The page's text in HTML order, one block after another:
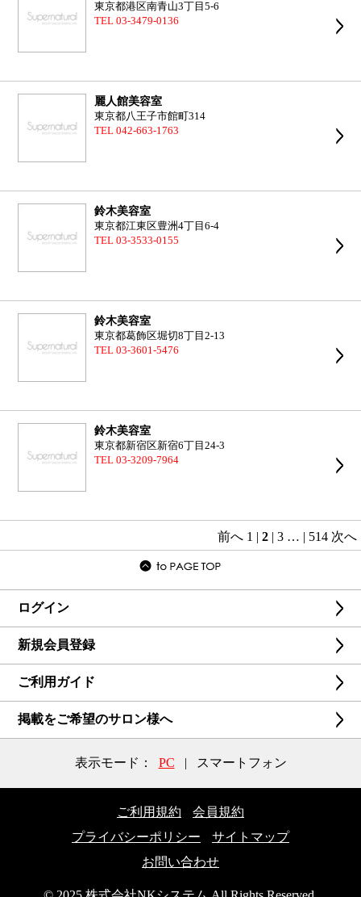
東京都港区南青山3丁目5-6
TEL 03-3479-0136
麗人館美容室
東京都八王子市館町314
TEL 042-663-1763
鈴木美容室
東京都江東区豊洲4丁目6-4
TEL 03-3533-0155
鈴木美容室
東京都葛飾区堀切8丁目2-13
TEL 03-3601-5476
鈴木美容室
東京都新宿区新宿6丁目24-3
TEL 03-3209-7964
前へ 1 | 2 | 3 … | 514 次へ
ログイン
新規会員登録
ご利用ガイド
掲載をご希望のサロン様へ
表示モード： PC | スマートフォン
ご利用規約
会員規約
プライバシーポリシー
サイトマップ
お問い合わせ